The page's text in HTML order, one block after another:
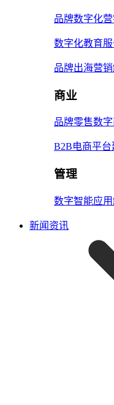
品牌数字化
数字化教育
品牌出海营
商业
品牌零售数
B2B电商平
管理
数字智能应
新闻资讯